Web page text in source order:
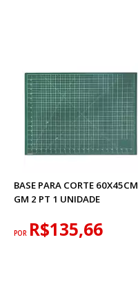
BASE PARA CORTE 60X45CM
GM 2 PT 1 UNIDADE
POR R$135,66